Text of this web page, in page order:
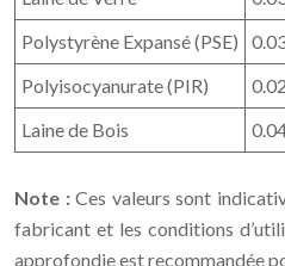
Polystyrène Expansé (PSE)
Polyisocyanurate (PIR)
Laine de Bois
Note :Ces valeurs sont
fabricant et les conditions
approfondie est recommandée